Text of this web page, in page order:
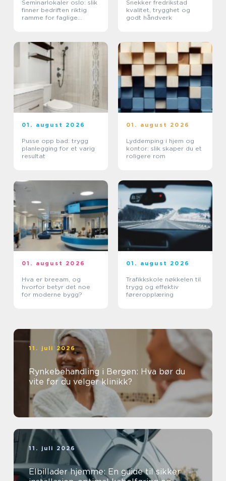
Seminarlokaler oslo: slik
finner bedriften riktig
ramme for faglige
Snekker fredrikstad
kvalitet, trygghet og
godt håndverk
01. august 2026
Pusse opp bad: trygg
planlegging for et varig
resultat
01. august 2026
Lyddemping i hjem og
kontor: slik skaper du et
roligere rom
01. august 2026
Hva er breeam, og
hvorfor betyr det noe
for moderne bygg?
01. august 2026
Trafikkskole nøkkelen til
trygg og effektiv
føreropplæring
11. juli 2026
Rynkebehandling i Bergen: Hva bør du
vite før du velger klinikk?
11. juli 2026
Elbillader hjemme: En guide til sikker